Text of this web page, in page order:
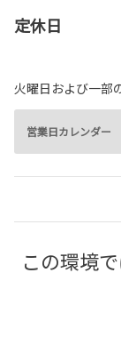
定休日
火曜日および一部
営業日カレンダー
この環境